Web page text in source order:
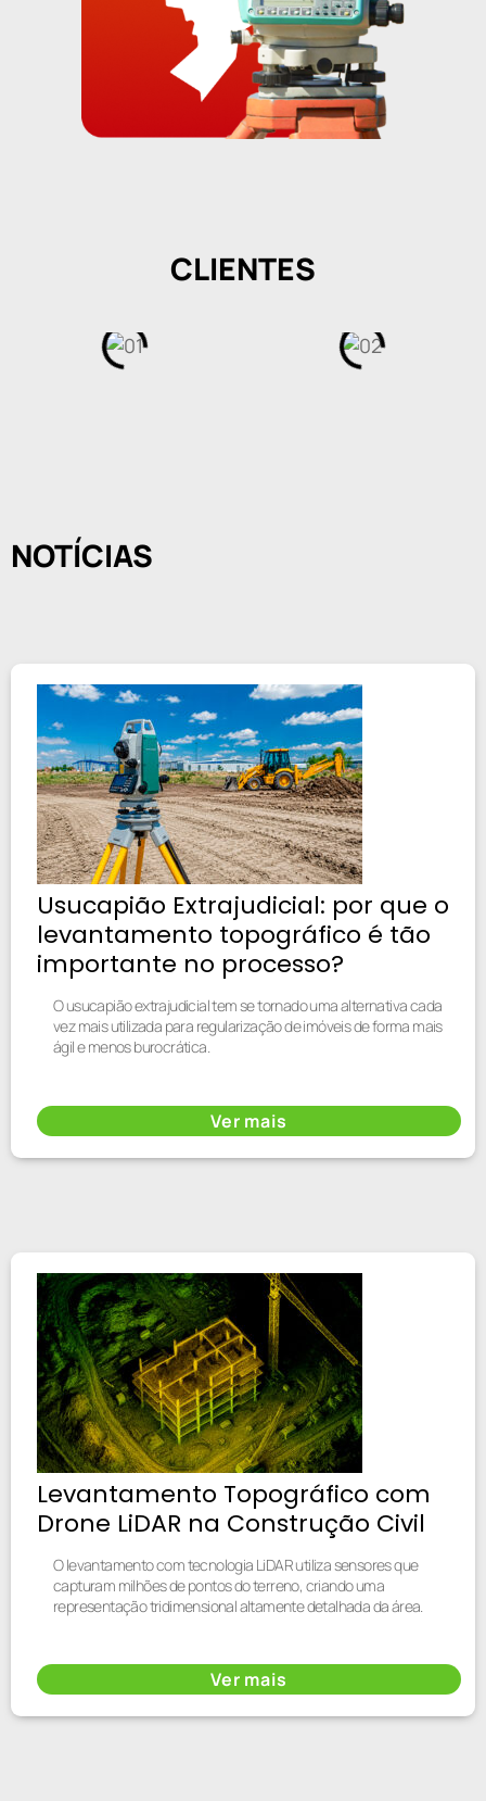
CLIENTES
NOTÍCIAS
Usucapião Extrajudicial: por que o
levantamento topográfico é tão
importante no processo?
O usucapião extrajudicial tem se tornado uma alternativa cada
vez mais utilizada para regularização de imóveis de forma mais
ágil e menos burocrática.
Ver mais
Levantamento Topográfico com
Drone LiDAR na Construção Civil
O levantamento com tecnologia LiDAR utiliza sensores que
capturam milhões de pontos do terreno, criando uma
representação tridimensional altamente detalhada da área.
Ver mais